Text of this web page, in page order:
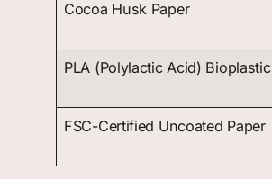
Cocoa Husk Paper
PLA (Polylactic Acid) Bioplastic
FSC-Certified Uncoated Paper